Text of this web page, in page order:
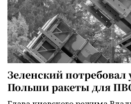
Зеленский потребовал
Польши ракеты для